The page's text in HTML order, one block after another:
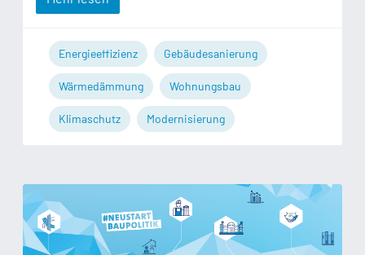
Energieeffizienz Gebäudesanierung
Wärmedämmung Wohnungsbau
Klimaschutz Modernisierung